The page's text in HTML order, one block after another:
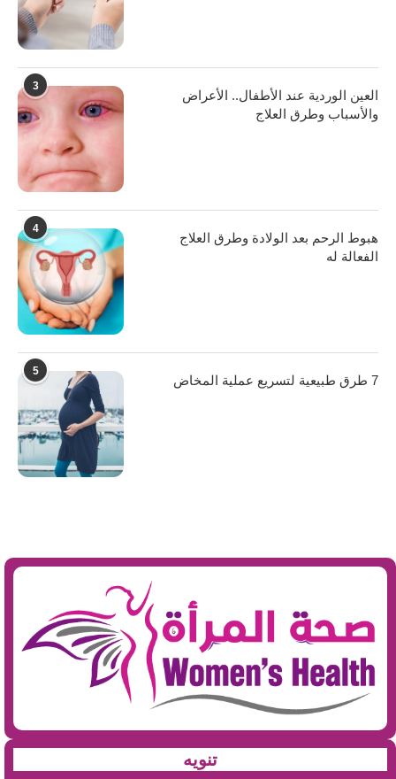
3
العين الوردية عند الأطفال.. الأعراض
والأسباب وطرق العلاج
4
هبوط الرحم بعد الولادة وطرق العلاج
الفعالة له
5
7 طرق طبيعية لتسريع عملية المخاض
تنويه